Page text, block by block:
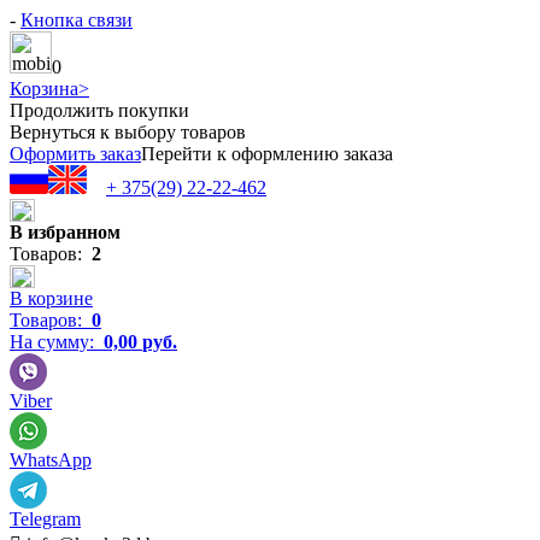
- Кнопка связи
0
Корзина>
Продолжить покупки
Вернуться к выбору товаров
Оформить заказПерейти к оформлению заказа
+ 375(29) 22-22-462
В избранном
Товаров: 2
В корзине
Товаров: 0
На сумму: 0,00 руб.
Viber
WhatsApp
Telegram